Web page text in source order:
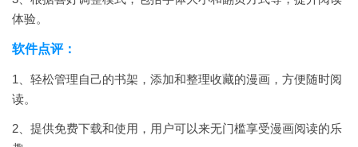
体验。
软件点评：
1、轻松管理自己的书架，添加和整理收藏的漫画，方便随时阅
读。
2、提供免费下载和使用，用户可以来无门槛享受漫画阅读的乐